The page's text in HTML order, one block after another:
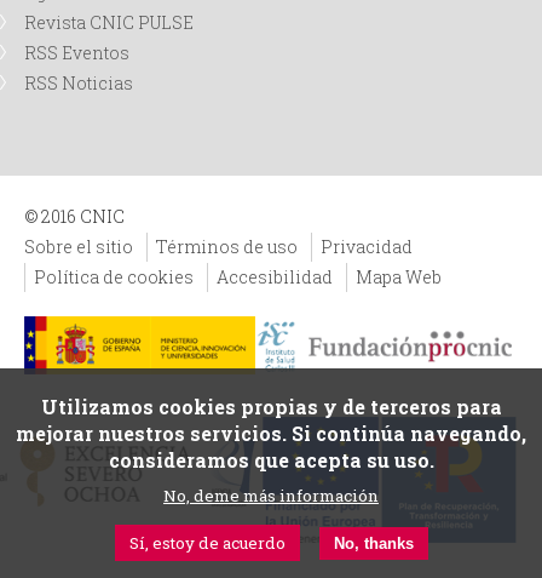
Revista CNIC PULSE
RSS Eventos
RSS Noticias
© 2016 CNIC
Sobre el sitio
Términos de uso
Privacidad
Política de cookies
Accesibilidad Mapa Web
Utilizamos cookies propias y de terceros para
mejorar nuestros servicios. Si continúa navegando,
consideramos que acepta su uso.
No, deme más información
Sí, estoy de acuerdo No, thanks